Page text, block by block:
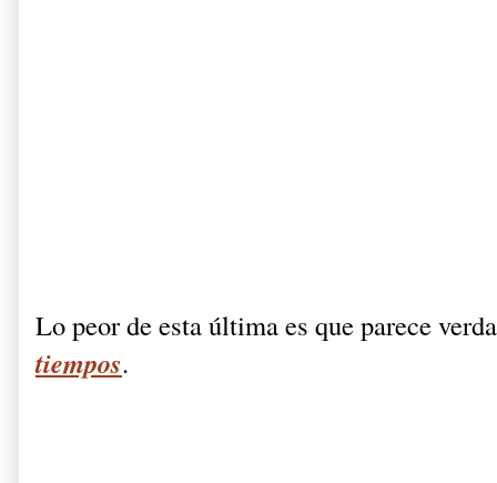
Lo peor de esta última es que parece
tiempos.